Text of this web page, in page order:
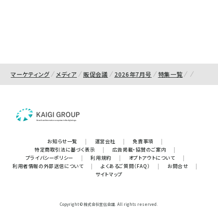
マーケティング メディア 販促会議 2026年7月号 特集一覧
お知らせ一覧 | 運営会社 | 免責事項
|
特定商取引法に基づく表示
| 広告掲載・協賛のご案内
|
プライバシーポリシー
| 利用規約 | オプトアウトについて
|
利用者情報の外部送信について
| よくあるご質問（FAQ） | お問合せ
|
サイトマップ
Copyright © 株式会社宣伝会議. All rights reserved.